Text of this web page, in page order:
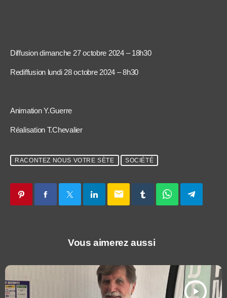
Diffusion dimanche 27 octobre 2024 – 18h30
Rediffusion lundi 28 octobre 2024 – 8h30
Animation Y.Guerre
Réalisation T.Chevalier
RACONTEZ NOUS VOTRE SÈTE SOCIÉTÉ
email
Vous aimerez aussi
play_arrow